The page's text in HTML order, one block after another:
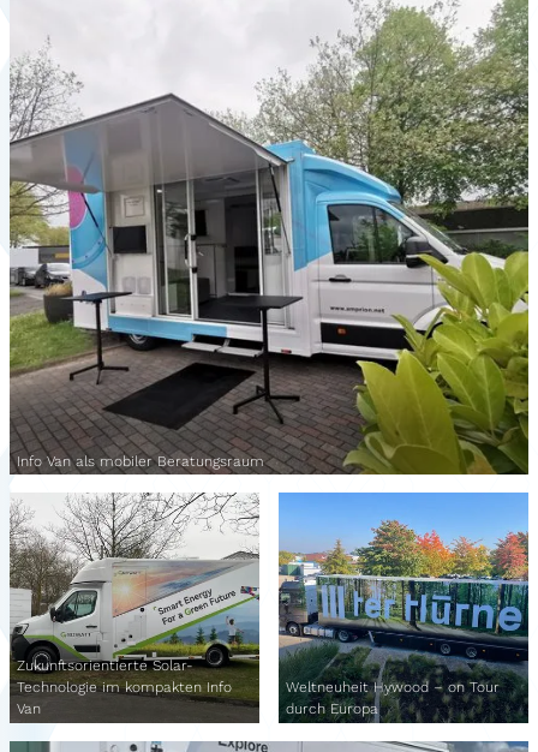
Info Van als mobiler Beratungsraum
Zukunftsorientierte Solar-
Technologie im kompakten Info
Van
Weltneuheit Hywood – on Tour
durch Europa